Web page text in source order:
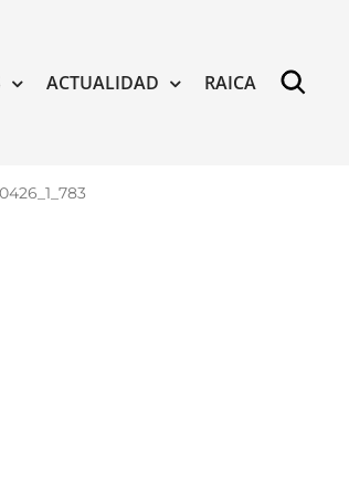
ACTUALIDAD RAICA